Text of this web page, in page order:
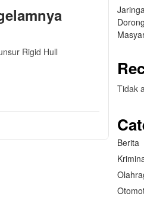
Rigid Hull
Tidak
Berita